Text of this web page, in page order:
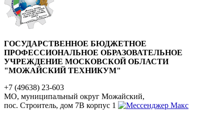
ГОСУДАРСТВЕННОЕ БЮДЖЕТНОЕ
ПРОФЕССИОНАЛЬНОЕ ОБРАЗОВАТЕЛЬНОЕ
УЧРЕЖДЕНИЕ МОСКОВСКОЙ ОБЛАСТИ
"МОЖАЙСКИЙ ТЕХНИКУМ"
+7 (49638) 23-603
МО, муниципальный округ Можайский,
пос. Строитель, дом 7В корпус 1